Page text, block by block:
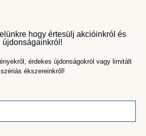
hogy értesülj akcióinkról és
újdonságainkról!
érdekes újdonságokról vagy limitált
szériás ékszereinkről!